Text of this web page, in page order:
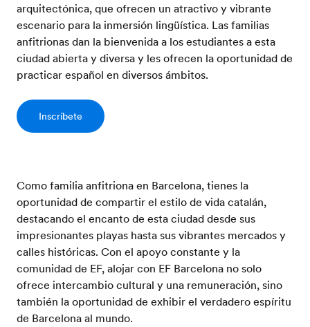
arquitectónica, que ofrecen un atractivo y vibrante
escenario para la inmersión lingüística. Las familias
anfitrionas dan la bienvenida a los estudiantes a esta
ciudad abierta y diversa y les ofrecen la oportunidad de
practicar español en diversos ámbitos.
Inscríbete
Como familia anfitriona en Barcelona, tienes la
oportunidad de compartir el estilo de vida catalán,
destacando el encanto de esta ciudad desde sus
impresionantes playas hasta sus vibrantes mercados y
calles históricas. Con el apoyo constante y la
comunidad de EF, alojar con EF Barcelona no solo
ofrece intercambio cultural y una remuneración, sino
también la oportunidad de exhibir el verdadero espíritu
de Barcelona al mundo.